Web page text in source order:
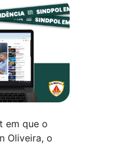
em que o
Oliveira, o